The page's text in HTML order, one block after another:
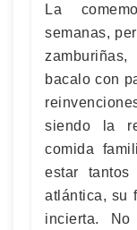
La
semanas,
bacalo con
siendo la
comida
estar
atlántica, su
incierta.